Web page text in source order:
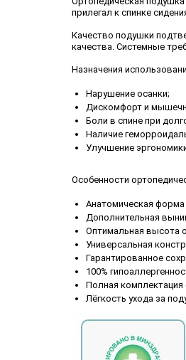
прилегал к спинке
Качество подушки
качества. Системные
Назначения
Нарушение осанки;
Дискомфорт и
Боли в спине при
Наличие
Улучшение
Особенности
Анатомическая
Дополнительная
Оптимальная высота
Универсальная
Гарантированное
100%
Полная
Лёгкость ухода за